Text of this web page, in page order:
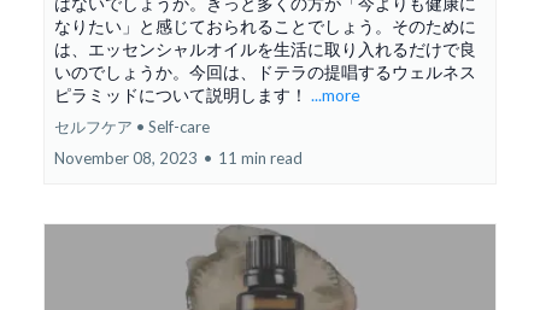
なりたい」と感じておられることでしょう。そのために
は、エッセンシャルオイルを生活に取り入れるだけで良
いのでしょうか。今回は、ドテラの提唱するウェルネス
ピラミッドについて説明します！ ...more
セルフケア • Self-care
November 08, 2023 • 11 min read